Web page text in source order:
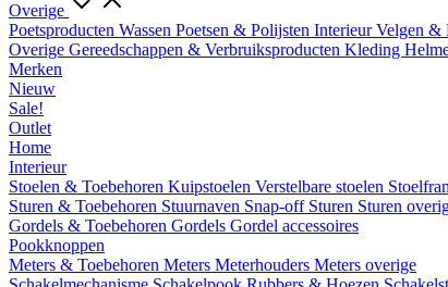
Overige
Poetsproducten Wassen Poetsen & Polijsten InterieurVelgen &
Overige Gereedschappen & Verbruiksproducten Kleding
Merken
Nieuw
Sale!
Outlet
Home
Interieur
Stoelen & Toebehoren Kuipstoelen Verstelbare stoelen
Sturen & Toebehoren Stuurnaven Snap-off Sturen Sturen
Gordels & Toebehoren Gordels Gordel accessoires
Pookknoppen
Meters & Toebehoren Meters Meterhouders Meters overige